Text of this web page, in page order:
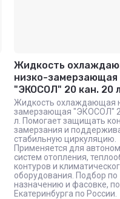
Жидкость
низко-замерзающая
"ЭКОСОЛ" 20 кан. 20
Жидкость охлаждающая
замерзающая "ЭКОСОЛ"
л. Помогает защищать
замерзания и
стабильную циркуляцию.
Применяется для
систем отопления,
контуров и
оборудования. Подбор по
назначению и фасовке,
Екатеринбурга по России.